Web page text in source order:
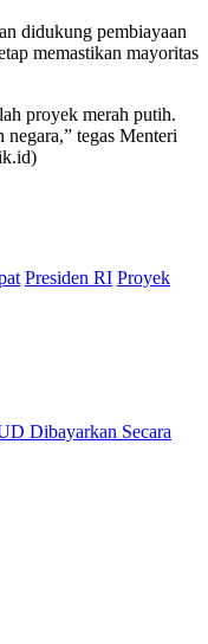
didukung pembiayaan
memastikan mayoritas
proyek merah putih.
tegas Menteri
Presiden RI Proyek
Dibayarkan Secara